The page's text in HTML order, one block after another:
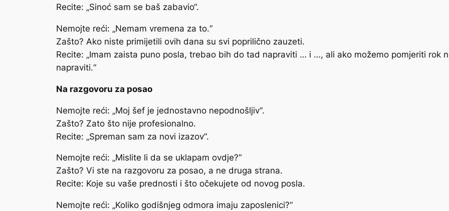
Recite: „Sinoć sam se baš zabavio“.
Nemojte reći: „Nemam vremena za to.“
Zašto? Ako niste primijetili ovih dana su svi poprilično zauzeti.
Recite: „Imam zaista puno posla, trebao bih do tad napraviti … i …, ali ako možemo pomjeriti rok
napraviti.“
Na razgovoru za posao
Nemojte reći: „Moj šef je jednostavno nepodnošljiv“.
Zašto? Zato što nije profesionalno.
Recite: „Spreman sam za novi izazov“.
Nemojte reći: „Mislite li da se uklapam ovdje?“
Zašto? Vi ste na razgovoru za posao, a ne druga strana.
Recite: Koje su vaše prednosti i što očekujete od novog posla.
Nemojte reći: „Koliko godišnjeg odmora imaju zaposlenici?“